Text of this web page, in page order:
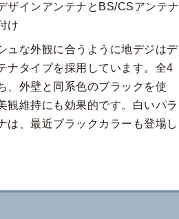
ザインアンテナとBS/CSアンテナ
け
ュな外観に合うように地デジはデ
ナタイプを採用しています。全4
、外壁と同系色のブラックを使
観維持にも効果的です。白いパラ
は、最近ブラックカラーも登場し